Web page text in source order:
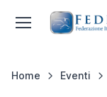
Home Eventi